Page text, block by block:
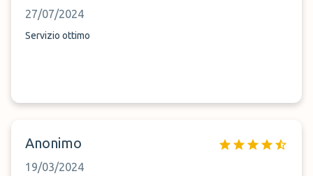
27/07/2024
Servizio ottimo
Anonimo
19/03/2024